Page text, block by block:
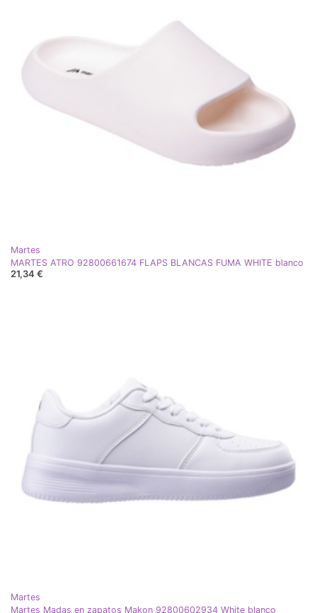
Martes
MARTES ATRO 92800661674 FLAPS BLANCAS FUMA WHITE blanco
21,34 €
Martes
Martes Madas en zapatos Makon 92800602934 White blanco